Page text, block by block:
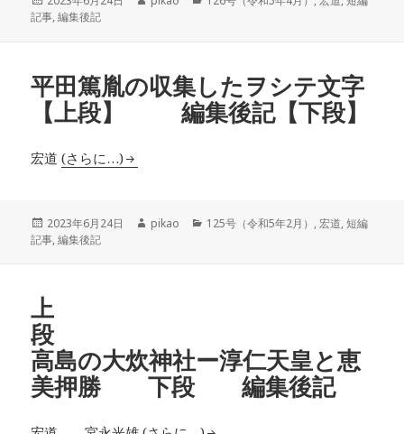
稿
記事,編集後記
平田篤胤の収集したヲシテ文字
【上段】 編集後記【下段】
宏道(さらに…)
投
稿
2023年6月24日
作
pikao
カ
125号（令和5年2月） ,宏道,短編
記事,編集後記
上
高島の大炊神社ー淳仁天皇と恵
美押勝 下段 編集後記